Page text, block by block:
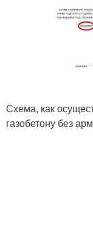
Схема, как
газобетону без